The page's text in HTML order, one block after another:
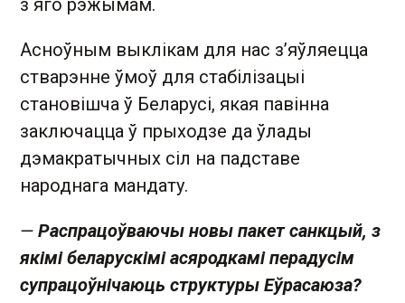
з яго рэжымам.
Асноўным выклікам для нас з’яўляецца
стварэнне ўмоў для стабілізацыі
становішча ў Беларусі, якая павінна
заключацца ў прыходзе да ўлады
дэмакратычных сіл на падставе
народнага мандату.
— Распрацоўваючы новы пакет санкцый, з
якімі беларускімі асяродкамі перадусім
супрацоўнічаюць структуры Еўрасаюза?